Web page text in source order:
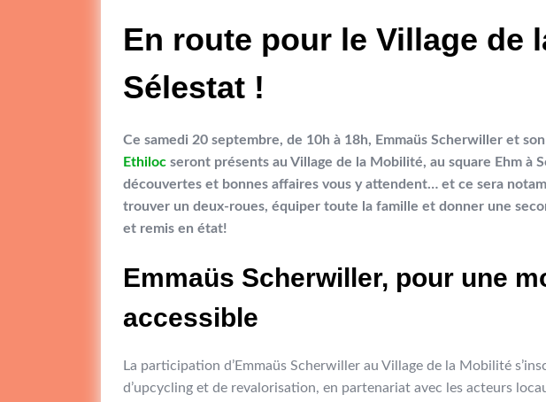
En route pour le Village de
Sélestat !
Ce samedi 20 septembre, de 10h à 18h, Emmaüs Scherwiller et
Ethiloc seront présents au Village de la Mobilité, au square Ehm à
découvertes et bonnes affaires vous y attendent… et ce sera
trouver un deux-roues, équiper toute la famille et donner une
et remis en état!
Emmaüs Scherwiller, pour une
accessible
La participation d’Emmaüs Scherwiller au Village de la Mobilité
d’upcycling et de revalorisation, en partenariat avec les acteurs